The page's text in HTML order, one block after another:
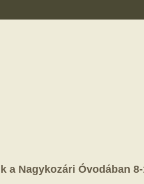
a Nagykozári Óvodában